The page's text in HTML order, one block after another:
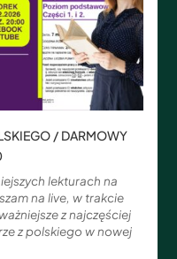
/ DARMOWY
lekturach na
na live, w trakcie
z najczęściej
z polskiego w nowej